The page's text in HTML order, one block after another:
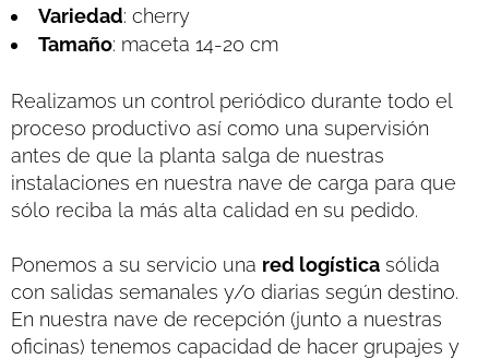
Variedad: cherry
Tamaño: maceta 14-20 cm
Realizamos un control periódico durante todo el
proceso productivo así como una supervisión
antes de que la planta salga de nuestras
instalaciones en nuestra nave de carga para que
sólo reciba la más alta calidad en su pedido.
Ponemos a su servicio una red logística sólida
con salidas semanales y/o diarias según destino.
En nuestra nave de recepción (junto a nuestras
oficinas) tenemos capacidad de hacer grupajes y